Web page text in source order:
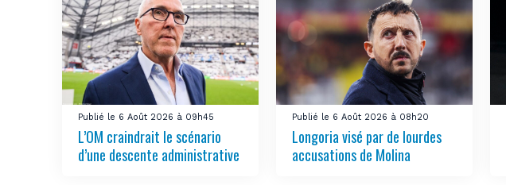
Publié le 6 Août 2026 à 09h45
L’OM craindrait le scénario
d’une descente administrative
Publié le 6 Août 2026 à 08h20
Longoria visé par de lourdes
accusations de Molina